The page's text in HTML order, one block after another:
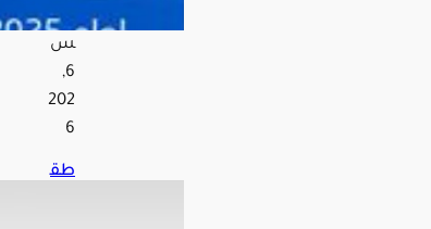
ط
س
6,
202
6
طق